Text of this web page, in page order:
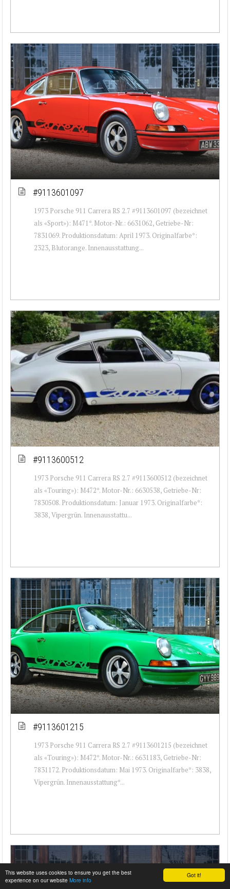
Got it!
This website uses cookies to ensure you get the best
experience on our website More info
#9113601097
1973 Porsche 911 Carrera RS 2.7 #9113601097 (bezeichnet
als «Sport»): M471*. Motor-Nr.: 6631062, Getriebe-Nr:
7831069. Produktionsdatum: April 1973. Originalfarbe*:
2323, Blutorange. Innenausstattung...
#9113600512
1973 Porsche 911 Carrera RS 2.7 #9113600512 (bezeichnet
als «Touring»): M472*. Motor-Nr.: 6630538, Getriebe-Nr:
7830508. Produktionsdatum: Januar 1973. Originalfarbe*:
3838, Vipergrün. Innenausstattu...
#9113601215
1973 Porsche 911 Carrera RS 2.7 #9113601215 (bezeichnet
als «Touring»): M472*. Motor-Nr.: 6631183, Getriebe-Nr:
7831172. Produktionsdatum: Mai 1973. Originalfarbe*: 3838,
Vipergrün. Innenausstattung*...